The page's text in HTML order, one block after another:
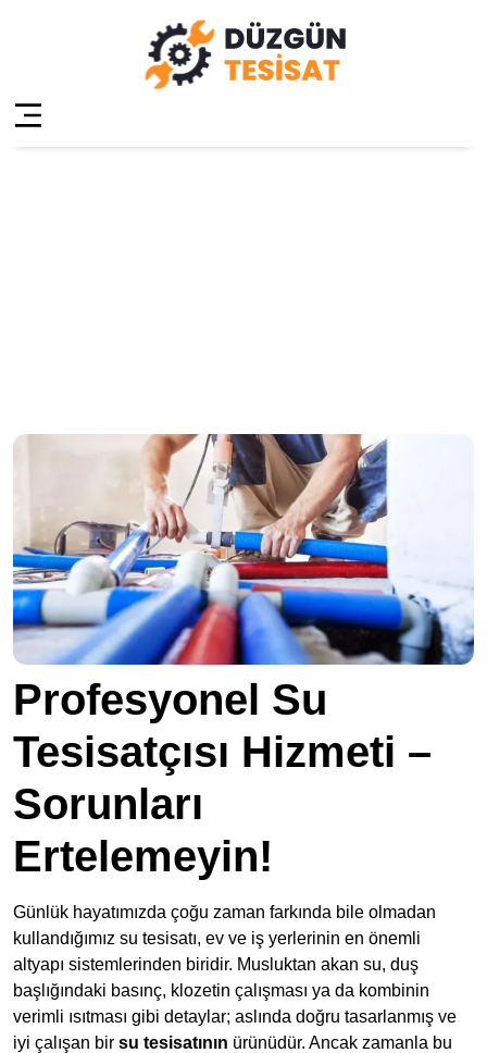
Profesyonel Su
Tesisatçısı Hizmeti –
Sorunları
Ertelemeyin!
Günlük hayatımızda çoğu zaman farkında bile olmadan
kullandığımız su tesisatı, ev ve iş yerlerinin en önemli
altyapı sistemlerinden biridir. Musluktan akan su, duş
başlığındaki basınç, klozetin çalışması ya da kombinin
verimli ısıtması gibi detaylar; aslında doğru tasarlanmış ve
iyi çalışan bir su tesisatının ürünüdür. Ancak zamanla bu